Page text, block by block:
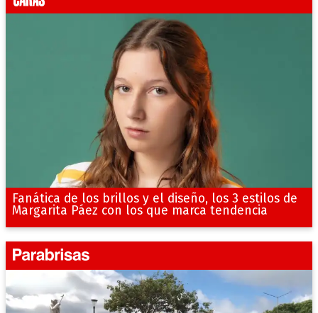
Fanática de los brillos y el diseño, los 3 estilos de
Margarita Páez con los que marca tendencia